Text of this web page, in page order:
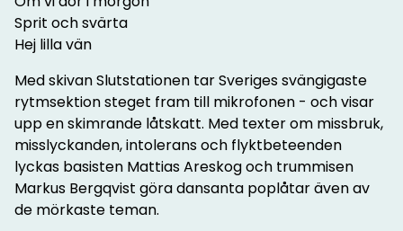
Sprit och svärta
Hej lilla vän
Med skivan Slutstationen tar Sveriges svängigaste
rytmsektion steget fram till mikrofonen - och visar
upp en skimrande låtskatt. Med texter om missbruk,
misslyckanden, intolerans och flyktbeteenden
lyckas basisten Mattias Areskog och trummisen
Markus Bergqvist göra dansanta poplåtar även av
de mörkaste teman.